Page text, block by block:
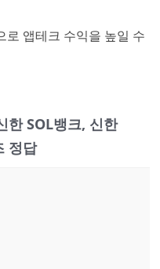
로 앱테크 수익을 높일 수
한 SOL뱅크, 신한
정답